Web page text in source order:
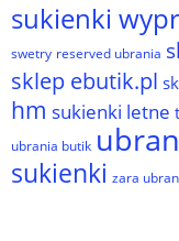
sukienki
swetry reserved ubrania
sklep ebutik.pl
hm sukienki letne
ubrania butik
sukienki zara